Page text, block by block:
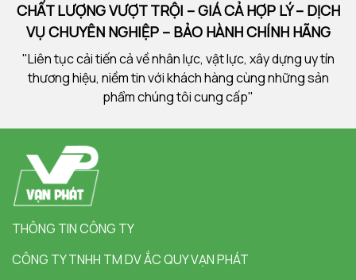
CHẤT LƯỢNG VƯỢT TRỘI – GIÁ CẢ HỢP LÝ – DỊCH
VỤ CHUYÊN NGHIỆP – BẢO HÀNH CHÍNH HÃNG
"Liên tục cải tiến cả về nhân lực, vật lực, xây dựng uy tín
thương hiệu, niềm tin với khách hàng cùng những sản
phẩm chúng tôi cung cấp"
THÔNG TIN CÔNG TY
CÔNG TY TNHH TM DV ẮC QUY VẠN PHÁT